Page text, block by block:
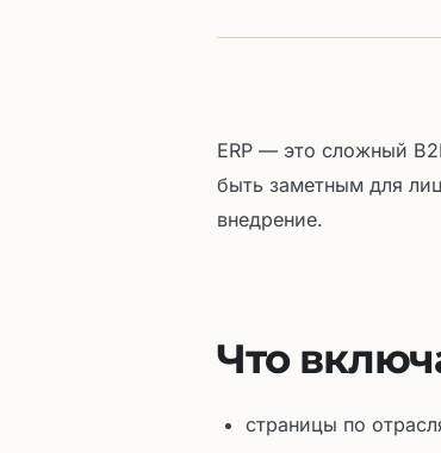
ERP — это сложный
быть заметным для
внедрение.
Что
страницы по